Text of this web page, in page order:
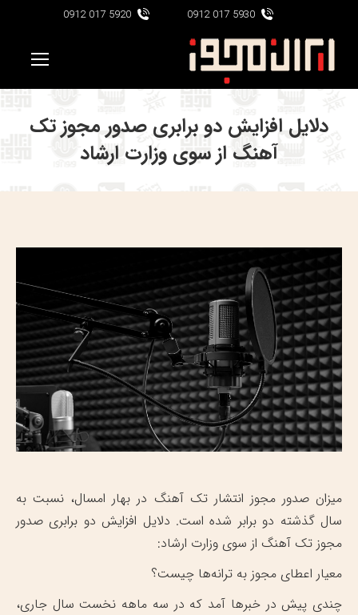
5930 017 0912
5920 017 0912
دلایل افزایش دو برابری صدور مجوز تک
آهنگ از سوی وزارت ارشاد
میزان صدور مجوز انتشار تک آهنگ در بهار امسال، نسبت به
سال گذشته دو برابر شده است. دلایل افزایش دو برابری صدور
مجوز تک آهنگ از سوی وزارت ارشاد:
معیار‌ اعطای مجوز به ترانه‌ها چیست؟
چندی پیش در خبر‌ها آمد که در سه ماهه نخست سال جاری،